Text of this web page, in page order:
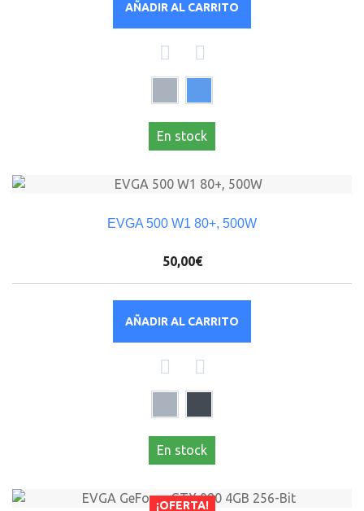
AÑADIR AL CARRITO
En stock
EVGA 500 W1 80+, 500W
50,00€
AÑADIR AL CARRITO
En stock
¡OFERTA!